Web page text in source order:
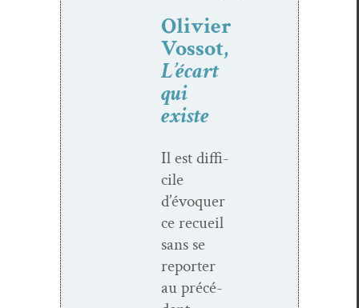
Olivier
Vossot,
L’écart
qui
existe
Il est dif­fi­
cile
d’évoquer
ce recueil
sans se
reporter
au précé­